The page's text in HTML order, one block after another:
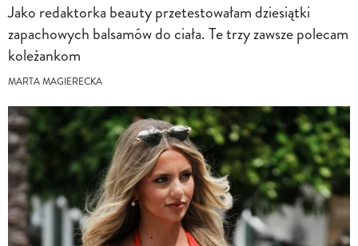
Jako redaktorka beauty przetestowałam dziesiątki
zapachowych balsamów do ciała. Te trzy zawsze polecam
koleżankom
MARTA MAGIERECKA